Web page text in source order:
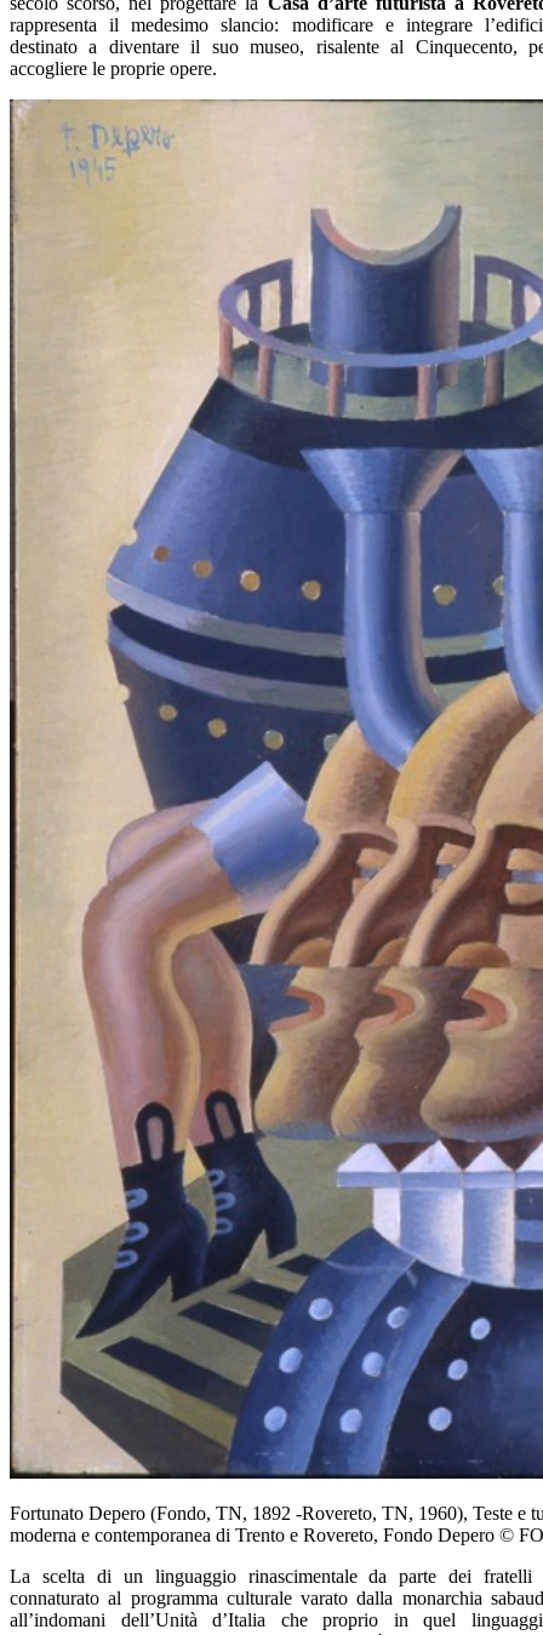
rappresenta il medesimo slancio: modificare e integrare
destinato a diventare il suo museo, risalente al Cinquecento,
accogliere le proprie opere.
Fortunato Depero (Fondo, TN, 1892 -Rovereto, TN, 1960), Teste e
moderna e contemporanea di Trento e Rovereto, Fondo Depero ©
La scelta di un linguaggio rinascimentale da parte dei fratelli
connaturato al programma culturale varato dalla monarchia
all’indomani dell’Unità d’Italia che proprio in quel